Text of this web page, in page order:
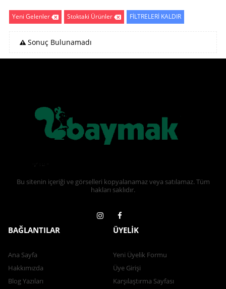
Yeni Gelenler Stoktaki Ürünler FİLTRELERİ KALDIR
Sonuç Bulunamadı
Bu sitenin içeriği ve görselleri kopyalanamaz veya satılamaz. Tüm
hakları saklıdır.
BAĞLANTILAR
Ana Sayfa
Hakkımızda
Blog Yazıları
ÜYELİK
Yeni Üyelik Formu
Üye Girişi
Karşılaştırma Sayfası